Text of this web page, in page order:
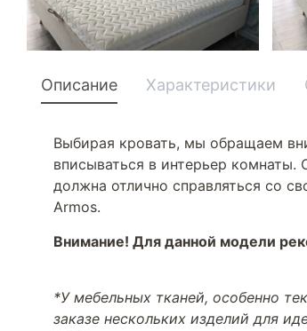
Описание Характеристики
Выбирая кровать, мы обращаем
вписываться в интерьер
должна отлично справляться со
Armos.
Внимание! Для данной модели
*У мебельных тканей, особенно
заказе нескольких изделий для